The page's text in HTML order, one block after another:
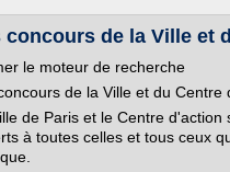
concours de la Ville et
le moteur de recherche
de la Ville et du Centre
de Paris et le Centre
à toutes celles et tous ceux